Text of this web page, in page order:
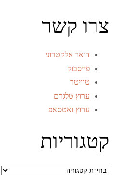
צרו קשר
דואר אלקטרוני
פייסבוק
טוויטר
ערוץ טלגרם
ערוץ ואטסאפ
קטגוריות
קטגוריות